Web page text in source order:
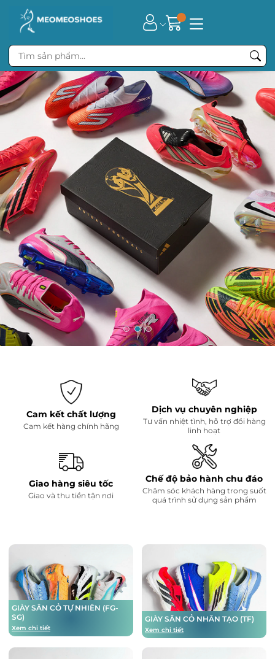
Cam kết chất lượng
Cam kết hàng chính hãng
Dịch vụ chuyên nghiệp
Tư vấn nhiệt tình, hỗ trợ đổi hàng
linh hoạt
Giao hàng siêu tốc
Giao và thu tiền tận nơi
Chế độ bảo hành chu đáo
Chăm sóc khách hàng trong suốt
quá trình sử dụng sản phẩm
GIÀY SÂN CỎ TỰ NHIÊN (FG-
SG)
Xem chi tiết
GIÀY SÂN CỎ NHÂN TẠO (TF)
Xem chi tiết
Mã giảm giá:
Ngày hết hạn: